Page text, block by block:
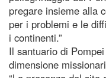
pregare insieme alla
per i problemi e le
i continenti.”
Il santuario di
dimensione